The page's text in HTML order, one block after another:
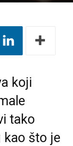
koji
tako
kao što je